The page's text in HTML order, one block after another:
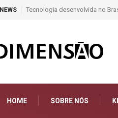
NEWS Moda e Arte
HOME SOBRE NÓS